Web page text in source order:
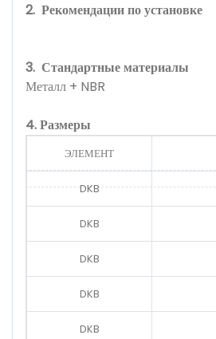
2. Рекомендации по установке
3. Стандартные материалы
Металл + NBR
4. Размеры
ЭЛЕМЕНТ
DKB
DKB
DKB
DKB
DKB